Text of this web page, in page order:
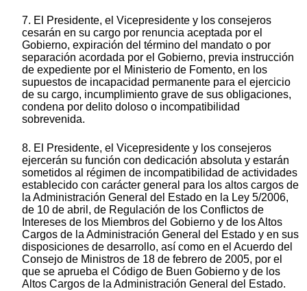
7. El Presidente, el Vicepresidente y los consejeros
cesarán en su cargo por renuncia aceptada por el
Gobierno, expiración del término del mandato o por
separación acordada por el Gobierno, previa instrucción
de expediente por el Ministerio de Fomento, en los
supuestos de incapacidad permanente para el ejercicio
de su cargo, incumplimiento grave de sus obligaciones,
condena por delito doloso o incompatibilidad
sobrevenida.
8. El Presidente, el Vicepresidente y los consejeros
ejercerán su función con dedicación absoluta y estarán
sometidos al régimen de incompatibilidad de actividades
establecido con carácter general para los altos cargos de
la Administración General del Estado en la Ley 5/2006,
de 10 de abril, de Regulación de los Conflictos de
Intereses de los Miembros del Gobierno y de los Altos
Cargos de la Administración General del Estado y en sus
disposiciones de desarrollo, así como en el Acuerdo del
Consejo de Ministros de 18 de febrero de 2005, por el
que se aprueba el Código de Buen Gobierno y de los
Altos Cargos de la Administración General del Estado.